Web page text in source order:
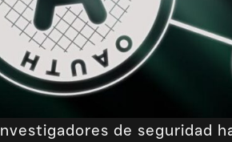
de seguridad